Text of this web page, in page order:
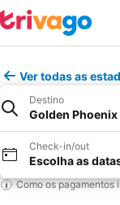
Ver todas as
Destino
Golden
Check-in/out
Escolha as
Como os pagamentos